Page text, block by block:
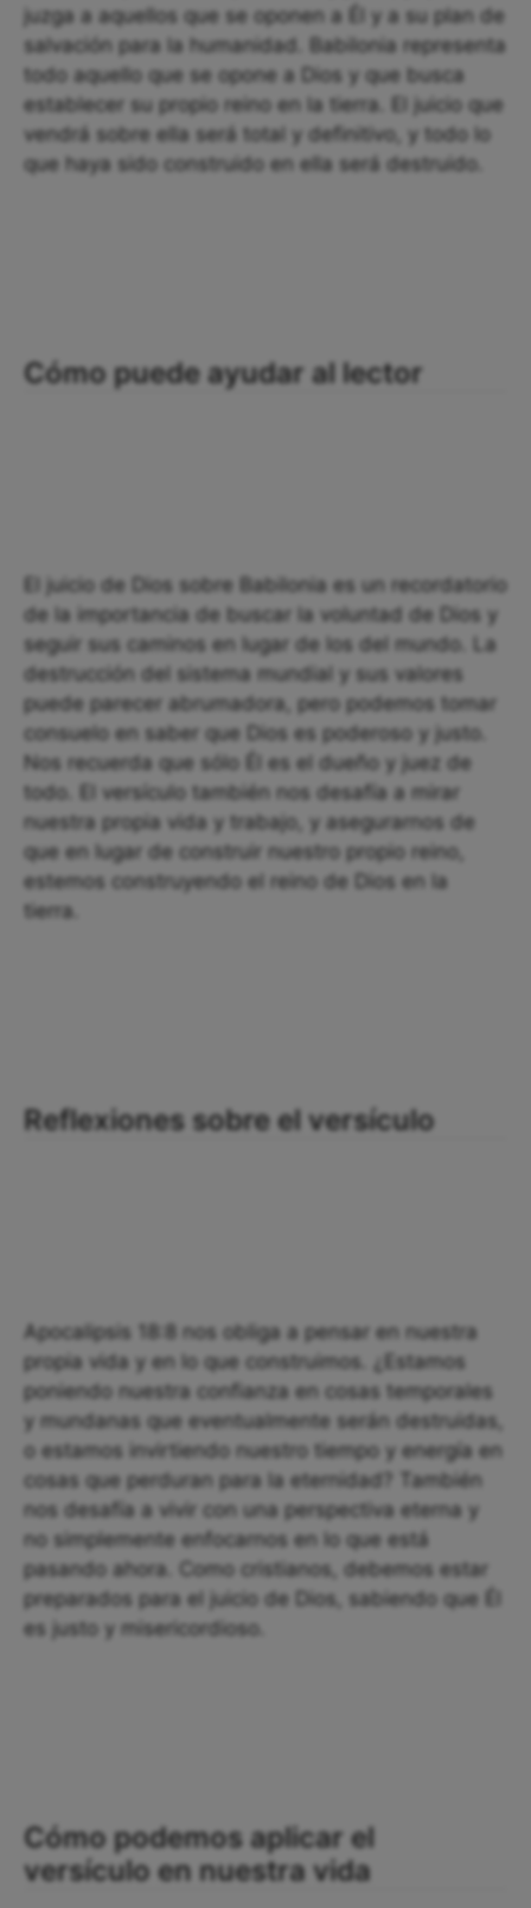
juzga a aquellos que se oponen a Él y a su plan de
salvación para la humanidad. Babilonia representa
todo aquello que se opone a Dios y que busca
establecer su propio reino en la tierra. El juicio que
vendrá sobre ella será total y definitivo, y todo lo
que haya sido construido en ella será destruido.
Cómo puede ayudar al lector
El juicio de Dios sobre Babilonia es un recordatorio
de la importancia de buscar la voluntad de Dios y
seguir sus caminos en lugar de los del mundo. La
destrucción del sistema mundial y sus valores
puede parecer abrumadora, pero podemos tomar
consuelo en saber que Dios es poderoso y justo.
Nos recuerda que sólo Él es el dueño y juez de
todo. El versículo también nos desafía a mirar
nuestra propia vida y trabajo, y asegurarnos de
que en lugar de construir nuestro propio reino,
estemos construyendo el reino de Dios en la
tierra.
Reflexiones sobre el versículo
Apocalipsis 18:8 nos obliga a pensar en nuestra
propia vida y en lo que construimos. ¿Estamos
poniendo nuestra confianza en cosas temporales
y mundanas que eventualmente serán destruidas,
o estamos invirtiendo nuestro tiempo y energía en
cosas que perduran para la eternidad? También
nos desafía a vivir con una perspectiva eterna y
no simplemente enfocarnos en lo que está
pasando ahora. Como cristianos, debemos estar
preparados para el juicio de Dios, sabiendo que Él
es justo y misericordioso.
Cómo podemos aplicar el
versículo en nuestra vida